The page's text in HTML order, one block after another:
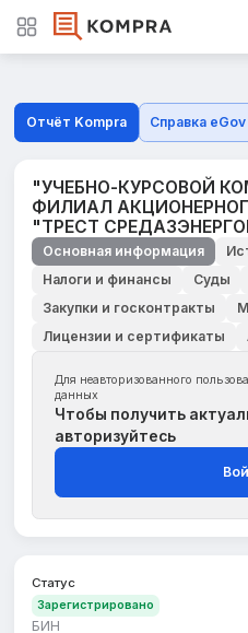
Отчёт Kompra Справка eGov
"УЧЕБНО-КУРСОВОЙ
ФИЛИАЛ
"ТРЕСТ
Основная информация
Налоги и финансы
Суды
Закупки и госконтракты
Лицензии и сертификаты
Для неавторизованного
данных
Чтобы получить
авторизуйтесь
Статус
Зарегистрировано
БИН